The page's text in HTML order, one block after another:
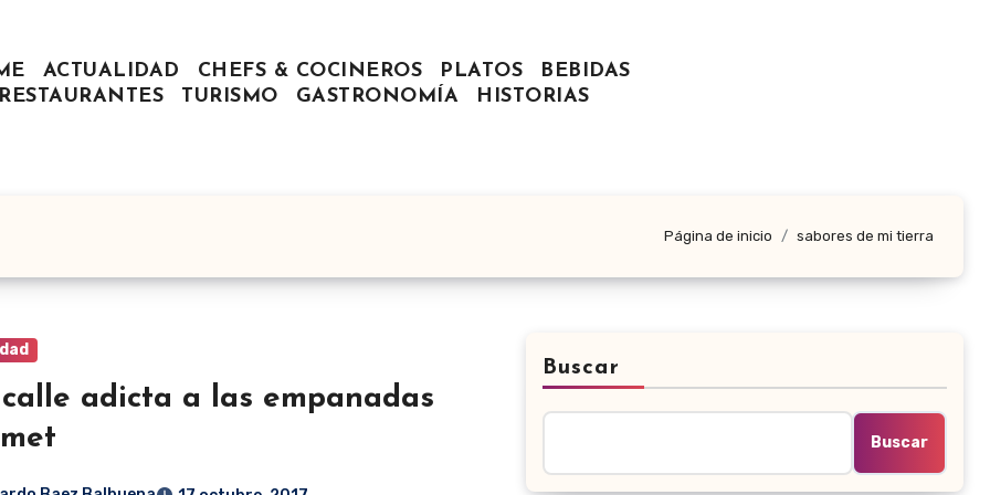
ACTUALIDAD CHEFS & COCINEROS PLATOS
BEBIDAS
RESTAURANTES
TURISMO GASTRONOMÍA HISTORIAS
Página de inicio sabores de mi tierra
adicta a las empanadas
Buscar
Buscar